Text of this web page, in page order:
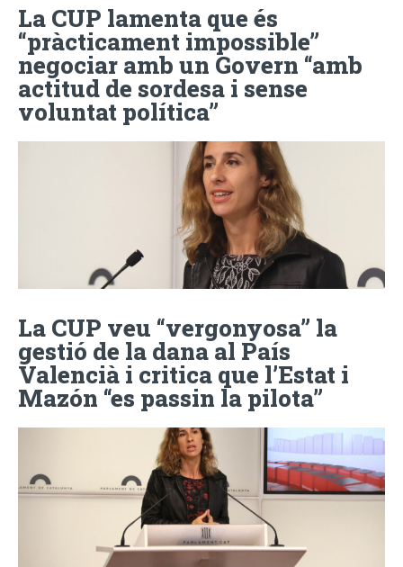
La CUP lamenta que és
“pràcticament impossible”
negociar amb un Govern “amb
actitud de sordesa i sense
voluntat política”
La CUP veu “vergonyosa” la
gestió de la dana al País
Valencià i critica que l’Estat i
Mazón “es passin la pilota”